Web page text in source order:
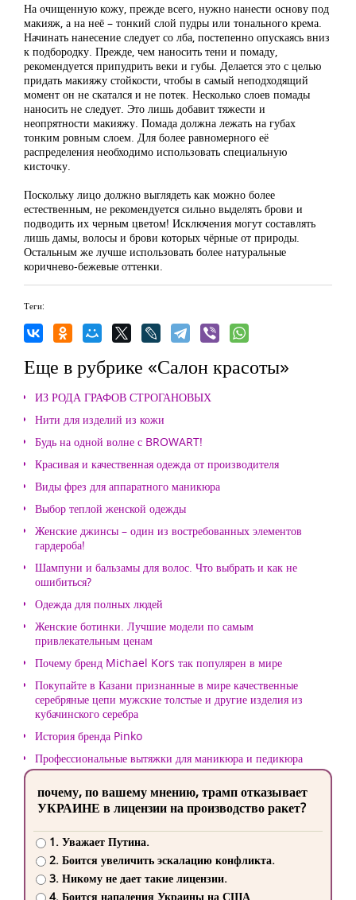
На очищенную кожу, прежде всего, нужно нанести основу под
макияж, а на неё – тонкий слой пудры или тонального крема.
Начинать нанесение следует со лба, постепенно опускаясь вниз
к подбородку. Прежде, чем наносить тени и помаду,
рекомендуется припудрить веки и губы. Делается это с целью
придать макияжу стойкости, чтобы в самый неподходящий
момент он не скатался и не потек. Несколько слоев помады
наносить не следует. Это лишь добавит тяжести и
неопрятности макияжу. Помада должна лежать на губах
тонким ровным слоем. Для более равномерного её
распределения необходимо использовать специальную
кисточку.
Поскольку лицо должно выглядеть как можно более
естественным, не рекомендуется сильно выделять брови и
подводить их черным цветом! Исключения могут составлять
лишь дамы, волосы и брови которых чёрные от природы.
Остальным же лучше использовать более натуральные
коричнево-бежевые оттенки.
Теги:
Еще в рубрике «Салон красоты»
ИЗ РОДА ГРАФОВ СТРОГАНОВЫХ
Нити для изделий из кожи
Будь на одной волне с BROWART!
Красивая и качественная одежда от производителя
Виды фрез для аппаратного маникюра
Выбор теплой женской одежды
Женские джинсы – один из востребованных элементов
гардероба!
Шампуни и бальзамы для волос. Что выбрать и как не
ошибиться?
Одежда для полных людей
Женские ботинки. Лучшие модели по самым
привлекательным ценам
Почему бренд Michael Kors так популярен в мире
Покупайте в Казани признанные в мире качественные
серебряные цепи мужские толстые и другие изделия из
кубачинского серебра
История бренда Pinko
Профессиональные вытяжки для маникюра и педикюра
почему, по вашему мнению, трамп отказывает
УКРАИНЕ в лицензии на производство ракет?
1. Уважает Путина.
2. Боится увеличить эскалацию конфликта.
3. Никому не дает такие лицензии.
4. Боится нападения Украины на США